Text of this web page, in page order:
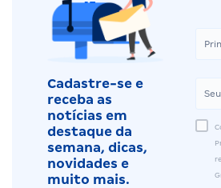
Cadastre-se e
receba as
notícias em
destaque da
semana, dicas,
novidades e
muito mais.